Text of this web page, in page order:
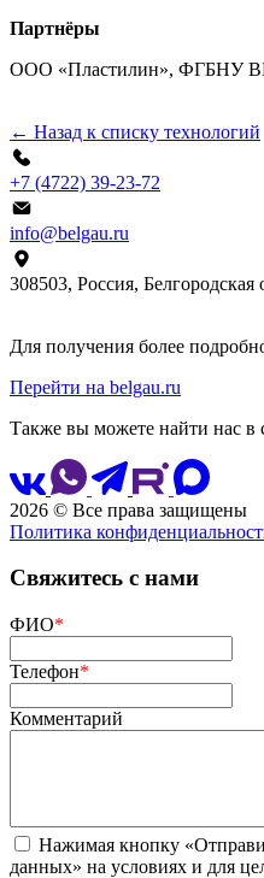
Партнёры
ООО «Пластилин», ФГБНУ
← Назад к списку технологий
+7 (4722) 39-23-72
info@belgau.ru
308503, Россия,
Для получения более
Перейти на belgau.ru
Также вы можете найти нас в
2026 © Все права защищены
Политика
Свяжитесь с нами
ФИО*
Телефон*
Комментарий
Нажимая кнопку
данных» на условиях и для